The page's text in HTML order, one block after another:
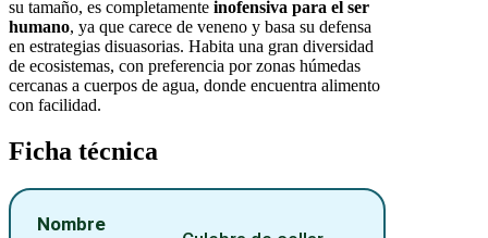
su tamaño, es completamente inofensiva para el ser
humano, ya que carece de veneno y basa su defensa
en estrategias disuasorias. Habita una gran diversidad
de ecosistemas, con preferencia por zonas húmedas
cercanas a cuerpos de agua, donde encuentra alimento
con facilidad.
Ficha técnica
Nombre